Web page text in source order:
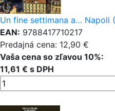
Un fine settimana a… Napoli
EAN: 9788417710217
Predajná cena: 12,90 €
Vaša cena so zľavou 10%:
11,61 € s DPH